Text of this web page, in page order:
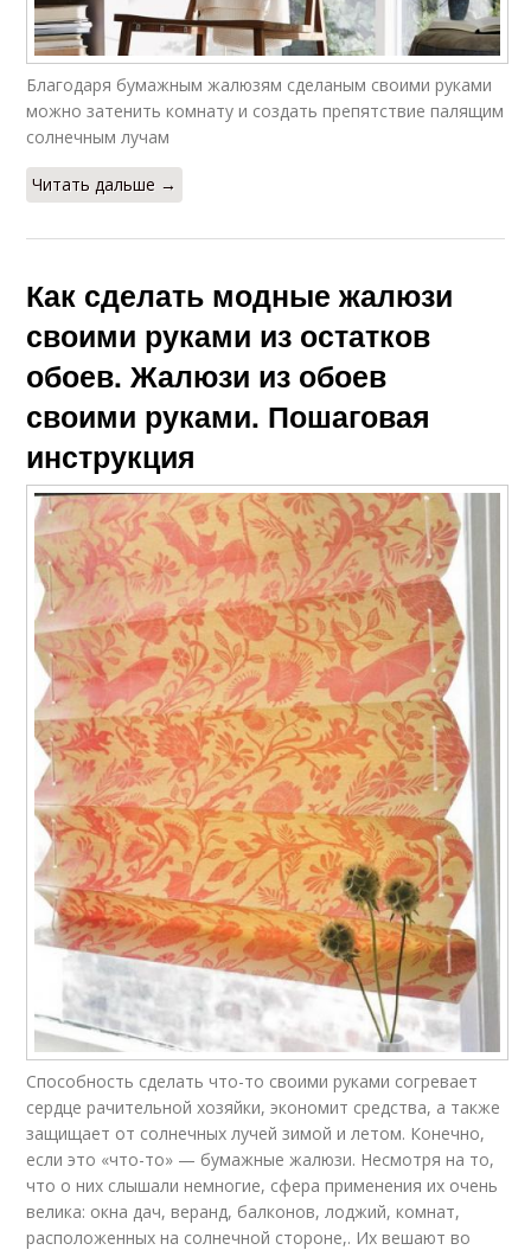
Благодаря бумажным жалюзям сделаным своими руками
можно затенить комнату и создать препятствие палящим
солнечным лучам
Читать дальше →
Как сделать модные жалюзи
своими руками из остатков
обоев. Жалюзи из обоев
своими руками. Пошаговая
инструкция
Способность сделать что-то своими руками согревает
сердце рачительной хозяйки, экономит средства, а также
защищает от солнечных лучей зимой и летом. Конечно,
если это «что-то» — бумажные жалюзи. Несмотря на то,
что о них слышали немногие, сфера применения их очень
велика: окна дач, веранд, балконов, лоджий, комнат,
расположенных на солнечной стороне,. Их вешают во